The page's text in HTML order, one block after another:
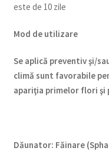
este de 10 zile
Mod de utilizare
Se aplică preventiv şi/
climă sunt favorabile
apariţia primelor flori şi
Dăunator: Făinare